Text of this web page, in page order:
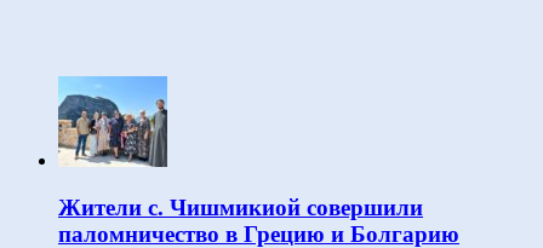
Жители с. Чишмикиой совершили
паломничество в Грецию и Болгарию